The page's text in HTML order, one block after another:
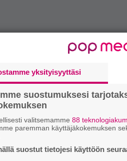
yksityisyyttäsi
suostumuksesi
valitsemamme 88
paremman käyttäjäkokemuksen
suostut tietojesi käyttöön